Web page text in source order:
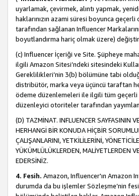
uyarlamak, çevirmek, alıntı yapmak,
haklarınızın azami süresi boyunca
tarafından sağlanan Influencer
boyutlandırma hariç olmak üzere)
(c) Influencer İçeriği ve Site. Şüpheye
ilgili Amazon Sitesi’ndeki sitesindeki
Gereklilikleri’nin 3(b) bölümüne tabi
distribütör, marka veya üçüncü taraftan
ödeme düzenlemeleri ile ilgili tüm geçerli
düzenleyici otoriteler tarafından
(D) TAZMİNAT. INFLUENCER SAYFASININ
HERHANGİ BİR KONUDA HİÇBİR
ÇALIŞANLARINI, YETKİLİLERİNİ,
YÜKÜMLÜLÜKLERDEN, MALİYETLERDEN
EDERSİNİZ.
4. Fesih. Amazon, Influencer'ın Amazon
durumda da bu işlemler Sözleşme’nin